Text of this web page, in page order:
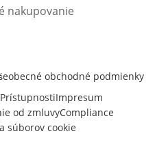
nakupovanie
obchodné podmienky
PrístupnostiImpresum
od zmluvyCompliance
súborov cookie